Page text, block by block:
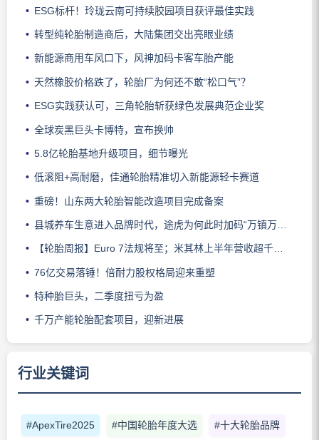
ESG标杆！玲珑云南可持续胶园项目获评最佳实践
转型纯轮胎制造商后，大陆集团交出亮眼业绩
新能源商用车风口下，风神加码卡客车胎产能
天然橡胶价格跌了，轮胎厂为何还不敢“松口气”？
ESG实践获认可，三角轮胎斩获绿色发展典范企业奖
全球炭黑巨头卡博特，宣布换帅
5.8亿轮胎基地升级项目，细节曝光
低滚阻+高耐磨，佳通轮胎精准切入新能源轻卡赛道
重磅！山东两大轮胎智能改造项目完成备案
县城养车生意进入品牌时代，途虎为何此时加码“万镇万店”？
【轮胎周报】Euro 7法规将至；米其林上半年营收超千亿；倍耐力上半年盈利稳增；龙星炭黑斩获欧洲近万吨订单
76亿交易落锤！倍耐力股权格局迎来重塑
特种胎巨头，二季度扭亏为盈
千万产能轮胎配套项目，迎新进展
行业关键词
#ApexTire2025 #中国轮胎年度大选 #十大轮胎品牌